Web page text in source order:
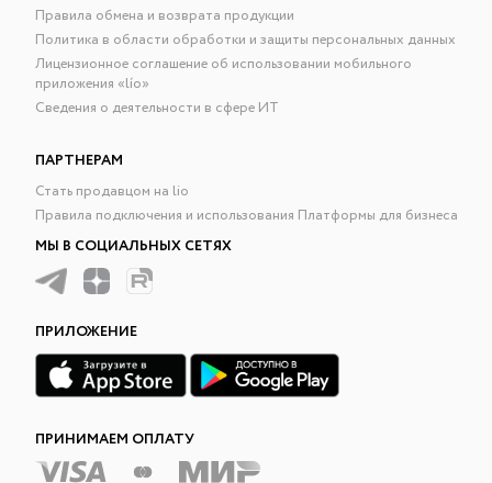
Правила обмена и возврата продукции
Политика в области обработки и защиты персональных данных
Лицензионное соглашение об использовании мобильного
приложения «lío»
Сведения о деятельности в сфере ИТ
ПАРТНЕРАМ
Стать продавцом на lio
Правила подключения и использования Платформы для бизнеса
МЫ В СОЦИАЛЬНЫХ СЕТЯХ
ПРИЛОЖЕНИЕ
ПРИНИМАЕМ ОПЛАТУ